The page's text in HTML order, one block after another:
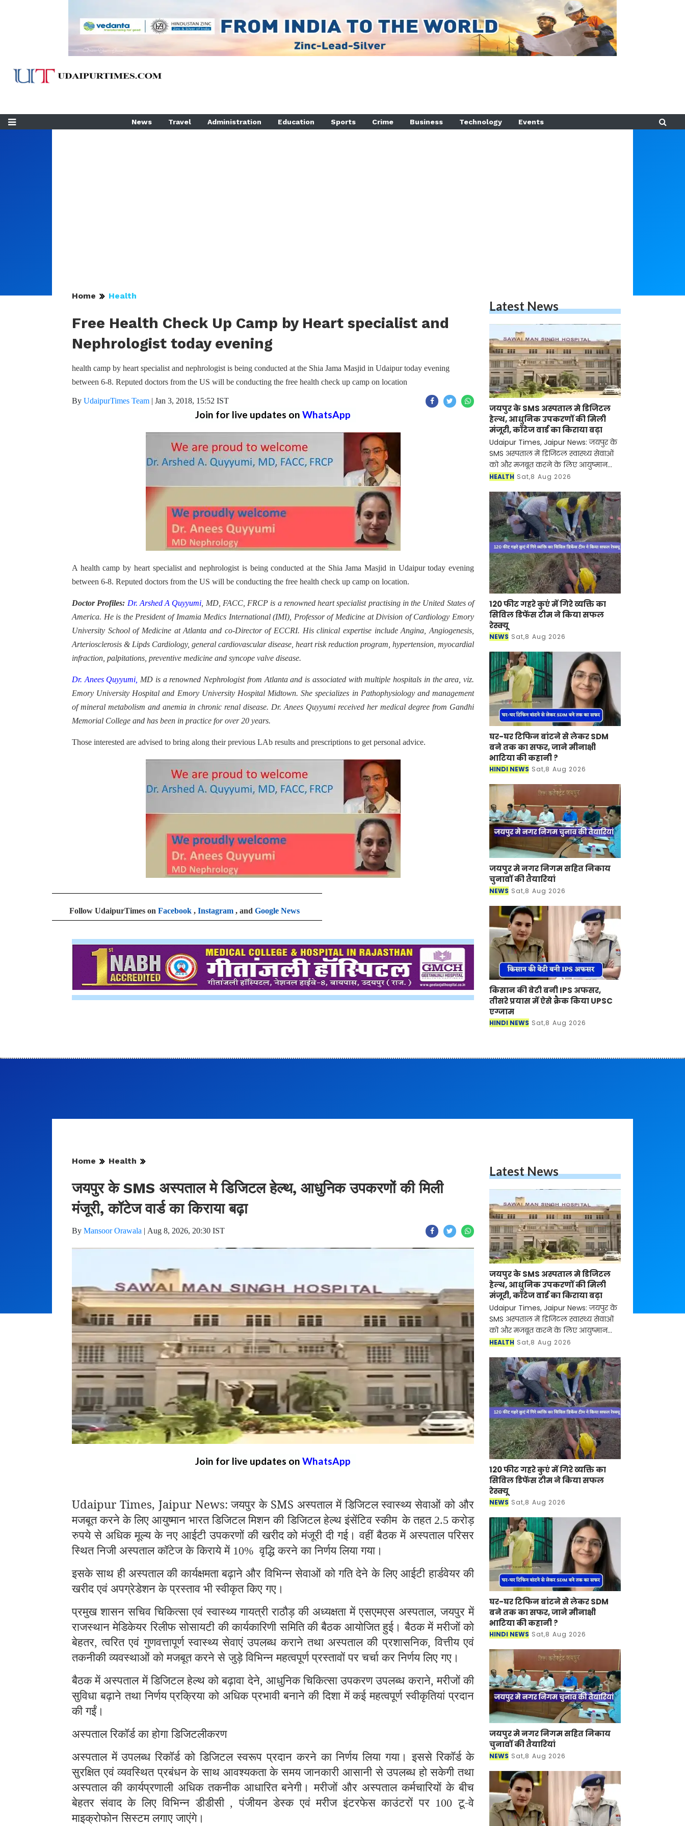
News Travel Administration Education Sports Crime Business Technology Events
Home Health
Free Health Check Up Camp by Heart specialist and
Nephrologist today evening
health camp by heart specialist and nephrologist is being conducted at the Shia Jama Masjid in Udaipur today evening
between 6-8. Reputed doctors from the US will be conducting the free health check up camp on location
By UdaipurTimes Team | Jan 3, 2018, 15:52 IST
Join for live updates on WhatsApp
A health camp by heart specialist and nephrologist is being conducted at the Shia Jama Masjid in Udaipur today evening
between 6-8. Reputed doctors from the US will be conducting the free health check up camp on location.
Doctor Profiles: Dr. Arshed A Quyyumi , MD, FACC, FRCP is a renowned heart specialist practising in the United States of
America. He is the President of Imamia Medics International (IMI), Professor of Medicine at Division of Cardiology Emory
University School of Medicine at Atlanta and co-Director of ECCRI. His clinical expertise include Angina, Angiogenesis,
Arteriosclerosis & Lipds Cardiology, general cardiovascular disease, heart risk reduction program, hypertension, myocardial
infraction, palpitations, preventive medicine and syncope valve disease.
Dr. Anees Quyyumi, MD is a renowned Nephrologist from Atlanta and is associated with multiple hospitals in the area, viz.
Emory University Hospital and Emory University Hospital Midtown. She specializes in Pathophysiology and management
of mineral metabolism and anemia in chronic renal disease. Dr. Anees Quyyumi received her medical degree from Gandhi
Memorial College and has been in practice for over 20 years.
Those interested are advised to bring along their previous LAb results and prescriptions to get personal advice.
Follow UdaipurTimes on Facebook , Instagram , and Google News
Latest News
जयपुर के SMS अस्पताल मे डिजिटल
हेल्थ, आधुनिक उपकरणों की मिली
मंजूरी, कॉटेज वार्ड का किराया बढ़ा
Udaipur Times, Jaipur News: जयपुर के
SMS अस्पताल में डिजिटल स्वास्थ्य सेवाओं
को और मजबूत करने के लिए आयुष्मान
भारत डिजिटल मिशन की डिजिटल हेल्थ
अधिक मूल्य के न
HEALTH Sat,8 Aug 2026
120 फीट गहरे कुएं में गिरे व्यक्ति का
सिविल डिफेंस टीम ने किया सफल
रेस्क्यू
NEWS Sat,8 Aug 2026
घर-घर टिफिन बांटने से लेकर SDM
बने तक का सफर, जाने मीनाक्षी
भाटिया की कहानी ?
HINDI NEWS Sat,8 Aug 2026
जयपुर मे नगर निगम सहित निकाय
चुनावों की तैयारियां
NEWS Sat,8 Aug 2026
किसान की बेटी बनी IPS अफसर,
तीसरे प्रयास में ऐसे क्रैक किया UPSC
एग्जाम
HINDI NEWS Sat,8 Aug 2026
Home Health
जयपुर के SMS अस्पताल मे डिजिटल हेल्थ, आधुनिक उपकरणों की मिली
मंजूरी, कॉटेज वार्ड का किराया बढ़ा
By Mansoor Orawala | Aug 8, 2026, 20:30 IST
Join for live updates on WhatsApp
Udaipur Times, Jaipur News: जयपुर के SMS अस्पताल में डिजिटल स्वास्थ्य सेवाओं को और
मजबूत करने के लिए आयुष्मान भारत डिजिटल मिशन की डिजिटल हेल्थ इंसेंटिव स्कीम के तहत 2.5करोड़
रुपये से अधिक मूल्य के नए आईटी उपकरणों की खरीद को मंजूरी दी गई। वहीं बैठक में अस्पताल परिसर
स्थित निजी अस्पताल कॉटेज के किराये में 10% वृद्धि करने का निर्णय लिया गया।
इसके साथ ही अस्पताल की कार्यक्षमता बढ़ाने और विभिन्न सेवाओं को गति देने के लिए आईटी हार्डवेयर की
खरीद एवं अपग्रेडेशन के प्रस्ताव भी स्वीकृत किए गए।
प्रमुख शासन सचिव चिकित्सा एवं स्वास्थ्य गायत्री राठौड़ की अध्यक्षता में एसएमएस अस्पताल,जयपुर में
राजस्थान मेडिकेयर रिलीफ सोसायटी की कार्यकारिणी समिति की बैठक आयोजित हुई। बैठक में मरीजों को
बेहतर,त्वरित एवं गुणवत्तापूर्ण स्वास्थ्य सेवाएं उपलब्ध कराने तथा अस्पताल की प्रशासनिक,वित्तीय एवं
तकनीकी व्यवस्थाओं को मजबूत करने से जुड़े विभिन्न महत्वपूर्ण प्रस्तावों पर चर्चा कर निर्णय लिए गए।
बैठक में अस्पताल में डिजिटल हेल्थ को बढ़ावा देने, आधुनिक चिकित्सा उपकरण उपलब्ध कराने,मरीजों की
सुविधा बढ़ाने तथा निर्णय प्रक्रिया को अधिक प्रभावी बनाने की दिशा में कई महत्वपूर्ण स्वीकृतियां प्रदान
की गईं।
अस्पताल रिकॉर्ड का होगा डिजिटलीकरण
अस्पताल में उपलब्ध रिकॉर्ड को डिजिटल स्वरूप प्रदान करने का निर्णय लिया गया। इससे रिकॉर्ड के
सुरक्षित एवं व्यवस्थित प्रबंधन के साथ आवश्यकता के समय जानकारी आसानी से उपलब्ध हो सकेगी तथा
अस्पताल की कार्यप्रणाली अधिक तकनीक आधारित बनेगी। मरीजों और अस्पताल कर्मचारियों के बीच
बेहतर संवाद के लिए विभिन्न डीडीसी ,पंजीयन डेस्क एवं मरीज इंटरफेस काउंटरों पर 100टू-वे
माइक्रोफोन सिस्टम लगाए जाएंगे।
Latest News
जयपुर के SMS अस्पताल मे डिजिटल
हेल्थ, आधुनिक उपकरणों की मिली
मंजूरी, कॉटेज वार्ड का किराया बढ़ा
Udaipur Times, Jaipur News: जयपुर के
SMS अस्पताल में डिजिटल स्वास्थ्य सेवाओं
को और मजबूत करने के लिए आयुष्मान
भारत डिजिटल मिशन की डिजिटल हेल्थ
अधिक मूल्य के न
HEALTH Sat,8 Aug 2026
120 फीट गहरे कुएं में गिरे व्यक्ति का
सिविल डिफेंस टीम ने किया सफल
रेस्क्यू
NEWS Sat,8 Aug 2026
घर-घर टिफिन बांटने से लेकर SDM
बने तक का सफर, जाने मीनाक्षी
भाटिया की कहानी ?
HINDI NEWS Sat,8 Aug 2026
जयपुर मे नगर निगम सहित निकाय
चुनावों की तैयारियां
NEWS Sat,8 Aug 2026